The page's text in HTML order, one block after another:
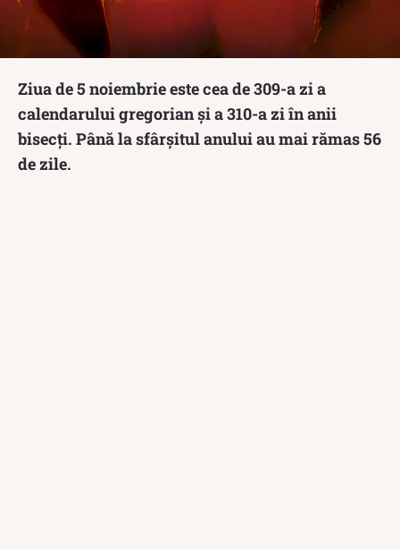
Ziua de 5 noiembrie este cea de 309-a zi a
calendarului gregorian și a 310-a zi în anii
bisecți. Până la sfârșitul anului au mai rămas 56
de zile.